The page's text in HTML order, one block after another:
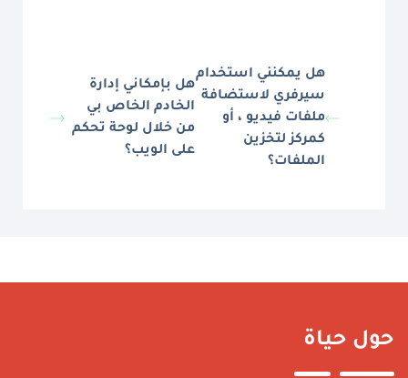
هل يمكنني استخدام
سيرفري لاستضافة
ملفات فيديو ، أو
كمركز لتخزين
الملفات؟
هل بإمكاني إدارة
الخادم الخاص بي
من خلال لوحة تحكم
على الويب؟
حياة